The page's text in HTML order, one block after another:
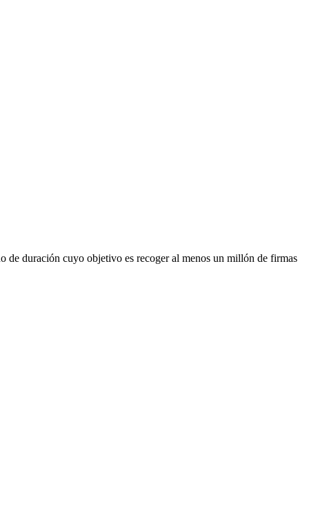
de duración cuyo objetivo es recoger al menos un millón de firmas